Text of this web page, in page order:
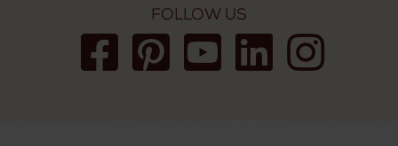
Follow us